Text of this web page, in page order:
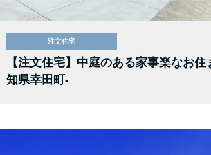
注文住宅
【注文住宅】中庭のある家事楽なお住
知県幸田町-